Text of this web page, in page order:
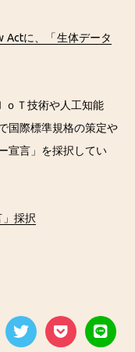
Actに、「生体データ
ｏＴ技術や人工知能
国際標準規格の策定や
宣言」を採択してい
」採択